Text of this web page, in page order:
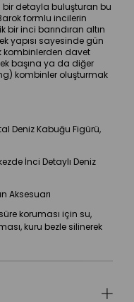
bir detayla buluşturan bu
formlu incilerin
bir inci barındıran altın
yapısı sayesinde gün
kombinlerden davet
başına ya da diğer
kombinler oluşturmak
Deniz Kabuğu Figürü,
İnci Detaylı Deniz
Aksesuarı
koruması için su,
kuru bezle silinerek